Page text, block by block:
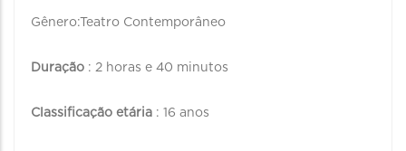
Gênero:Teatro Contemporâneo
Duração : 2 horas e 40 minutos
Classificação etária : 16 anos